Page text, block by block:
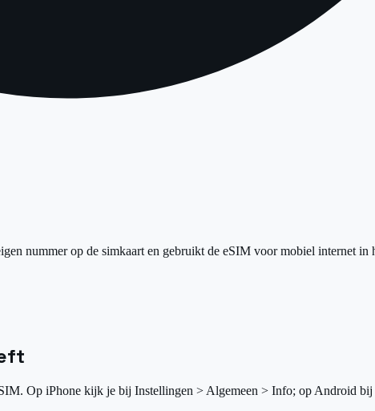
nummer op de simkaart en gebruikt de eSIM voor mobiel internet in
Op iPhone kijk je bij Instellingen > Algemeen > Info; op Android bij